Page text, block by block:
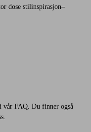
dose stilinspirasjon–
vår FAQ. Du finner også